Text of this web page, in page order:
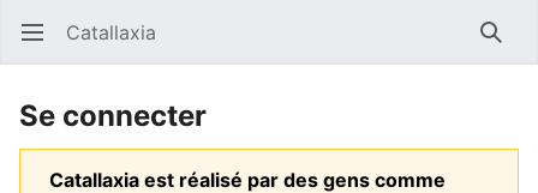
Ouvrir le menu principal Catallaxia
Se connecter
Catallaxia est réalisé par des gens comme